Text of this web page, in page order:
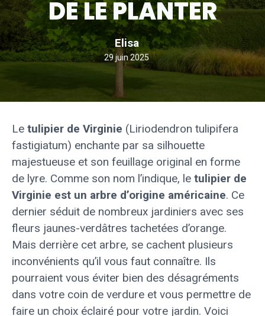
DE LE PLANTER
Elisa
29 juin 2025
Le tulipier de Virginie (Liriodendron tulipifera
fastigiatum) enchante par sa silhouette
majestueuse et son feuillage original en forme
de lyre. Comme son nom l’indique, le tulipier de
Virginie est un arbre d’origine américaine. Ce
dernier séduit de nombreux jardiniers avec ses
fleurs jaunes-verdâtres tachetées d’orange.
Mais derrière cet arbre, se cachent plusieurs
inconvénients qu’il vous faut connaître. Ils
pourraient vous éviter bien des désagréments
dans votre coin de verdure et vous permettre de
faire un choix éclairé pour votre jardin. Voici